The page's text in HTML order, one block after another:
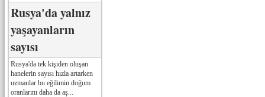
Rusya'da yalnız
yaşayanların
sayısı
Rusya'da tek kişiden oluşan
hanelerin sayısı hızla artarken
uzmanlar bu eğilimin doğum
oranlarını daha da aş...